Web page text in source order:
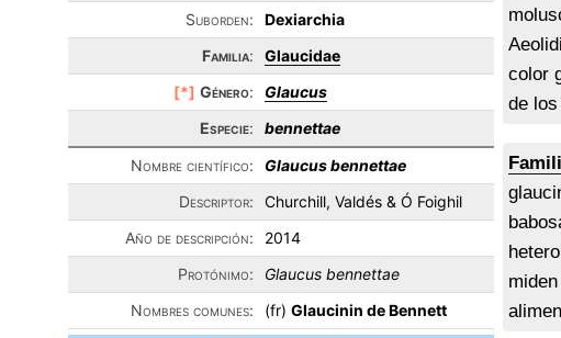
Suborden:
Dexiarchia
Familia:
Glaucidae
[*] Género:
Glaucus
Especie:
bennettae
Nombre científico:
Glaucus bennettae
Descriptor:
Churchill, Valdés & Ó Foighil
Año de descripción:
2014
Protónimo:
Glaucus bennettae
Nombres comunes:
(fr) Glaucinin de Bennett
color
de